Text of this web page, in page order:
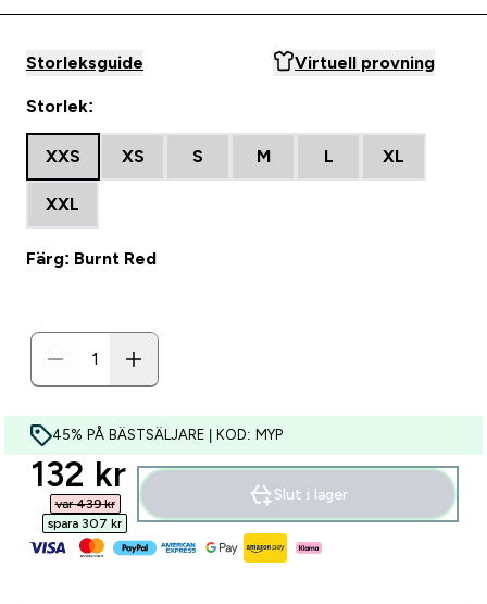
Storleksguide Virtuell provning
Storlek:
XXS XS S M L XL
XXL
Färg: Burnt Red
45% PÅ BÄSTSÄLJARE | KOD: MYP
discounted price
132 kr‎
var 439 kr‎
spara 307 kr‎
Slut i lager